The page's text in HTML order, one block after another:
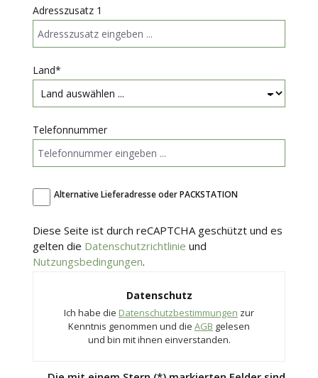
Adresszusatz 1
Land*
Telefonnummer
Alternative Lieferadresse oder PACKSTATION
Diese Seite ist durch reCAPTCHA geschützt und es
gelten die Datenschutzrichtlinie und
Nutzungsbedingungen.
Datenschutz
Ich habe die Datenschutzbestimmungen zur
Kenntnis genommen und die AGB gelesen
und bin mit ihnen einverstanden.